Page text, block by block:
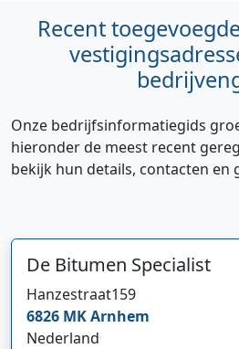
Recent
Onze bedrijfsinformatiegids
hieronder de meest recent
bekijk hun details, contacten en
De Bitumen Specialist
Hanzestraat159
6826 MKArnhem
Nederland